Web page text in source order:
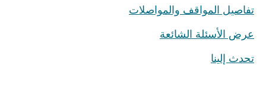
تفاصيل المواقف والمواصلات
عرض الأسئلة الشائعة
تحدث إلينا